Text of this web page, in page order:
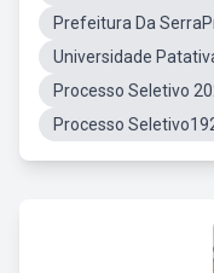
Prefeitura Da
Universidade
Processo Seletivo
Processo